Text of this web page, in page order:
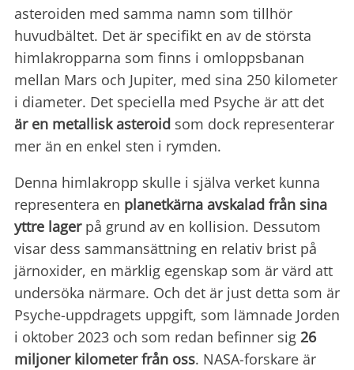
asteroiden med samma namn som tillhör
huvudbältet. Det är specifikt en av de största
himlakropparna som finns i omloppsbanan
mellan Mars och Jupiter, med sina 250 kilometer
i diameter. Det speciella med Psyche är att det
är en metallisk asteroid som dock representerar
mer än en enkel sten i rymden.
Denna himlakropp skulle i själva verket kunna
representera en planetkärna avskalad från sina
yttre lagerpå grund av en kollision. Dessutom
visar dess sammansättning en relativ brist på
järnoxider, en märklig egenskap som är värd att
undersöka närmare. Och det är just detta som är
Psyche-uppdragets uppgift, som lämnade Jorden
i oktober 2023 och som redan befinner sig 26
miljoner kilometer från oss. NASA-forskare är